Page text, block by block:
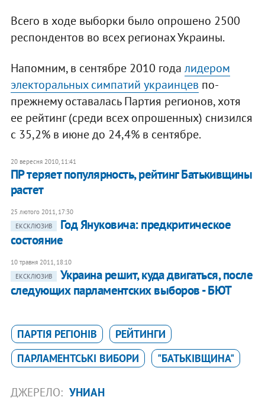
Всего в ходе выборки было опрошено 2500
респондентов во всех регионах Украины.
Напомним, в сентябре 2010 года лидером
электоральных симпатий украинцев по-
прежнему оставалась Партия регионов, хотя
ее рейтинг (среди всех опрошенных) снизился
с 35,2% в июне до 24,4% в сентябре.
20 вересня 2010, 11:41
ПР теряет популярность, рейтинг Батькивщины
растет
25 лютого 2011, 17:30
ЕКСКЛЮЗИВ
Год Януковича: предкритическое
состояние
10 травня 2011, 18:10
ЕКСКЛЮЗИВ
​Украина решит, куда двигаться, после
следующих парламентских выборов - БЮТ
ПАРТІЯ РЕГІОНІВ
РЕЙТИНГИ
ПАРЛАМЕНТСЬКІ ВИБОРИ
"БАТЬКІВЩИНА"
ДЖЕРЕЛО: УНИАН